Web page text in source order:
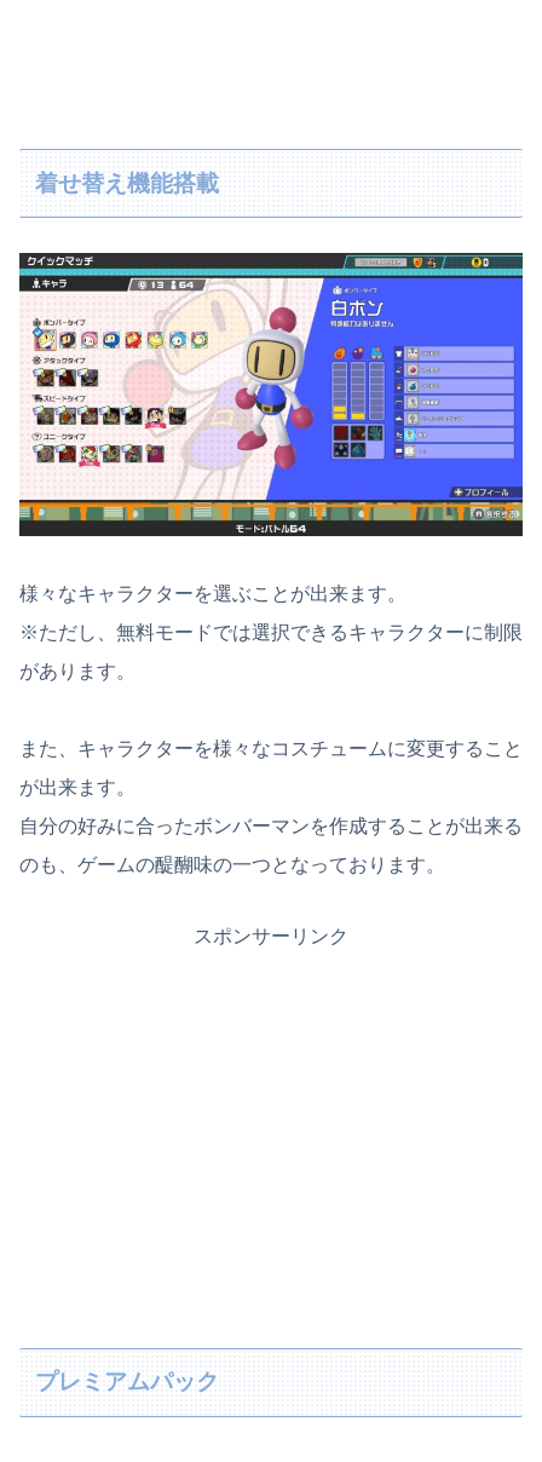
着せ替え機能搭載
様々なキャラクターを選ぶことが出来ます。
※ただし、無料モードでは選択できるキャラクターに制限
があります。
また、キャラクターを様々なコスチュームに変更すること
が出来ます。
自分の好みに合ったボンバーマンを作成することが出来る
のも、ゲームの醍醐味の一つとなっております。
スポンサーリンク
プレミアムパック